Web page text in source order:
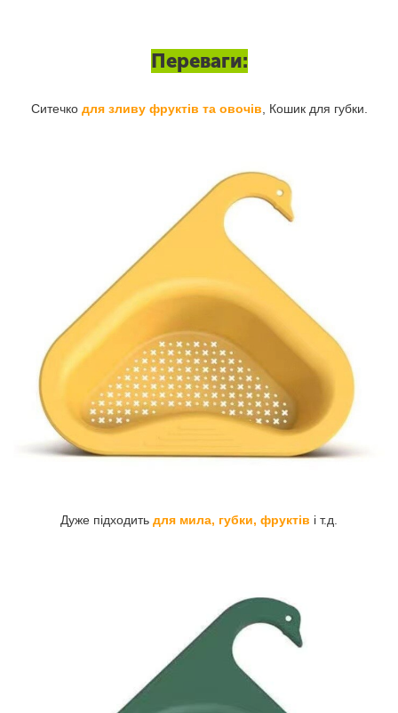
Переваги:
Ситечко для зливу фруктів та овочів , Кошик для губки.
Дуже підходить для мила, губки, фруктів і т.д.